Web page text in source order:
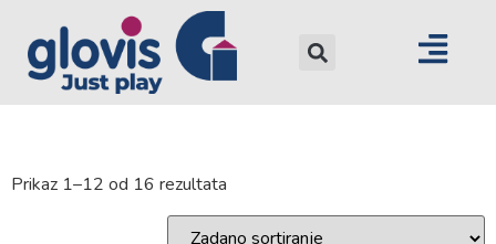
Prikaz 1–12 od 16 rezultata